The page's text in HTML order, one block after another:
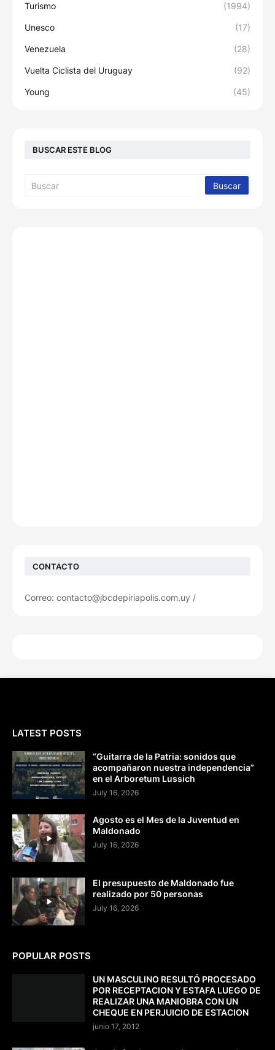
Turismo (1994)
Unesco (17)
Venezuela (28)
Vuelta Ciclista del Uruguay (92)
Young (45)
BUSCAR ESTE BLOG
CONTACTO
Correo: contacto@jbcdepiriapolis.com.uy /
LATEST POSTS
“Guitarra de la Patria: sonidos que
acompañaron nuestra independencia”
en el Arboretum Lussich
July 16, 2026
Agosto es el Mes de la Juventud en
Maldonado
July 16, 2026
El presupuesto de Maldonado fue
realizado por 50 personas
July 16, 2026
POPULAR POSTS
UN MASCULINO RESULTÓ PROCESADO
POR RECEPTACION Y ESTAFA LUEGO DE
REALIZAR UNA MANIOBRA CON UN
CHEQUE EN PERJUICIO DE ESTACION
junio 17, 2012